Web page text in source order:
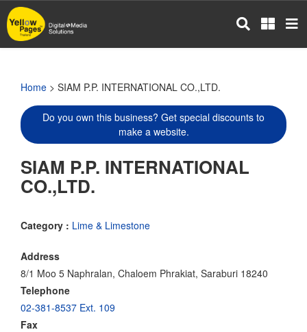
Skip
to
main
Home > SIAM P.P. INTERNATIONAL CO.,LTD.
Do you own this business? Get special discounts to
make a website.
SIAM P.P. INTERNATIONAL
CO.,LTD.
Category : Lime & Limestone
Address
8/1 Moo 5 Naphralan, Chaloem Phrakiat, Saraburi 18240
Telephone
02-381-8537 Ext. 109
Fax